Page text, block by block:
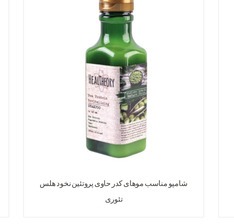
شامپو مناسب موهای کدر حاوی پروتئين نخود هلس
تئوری